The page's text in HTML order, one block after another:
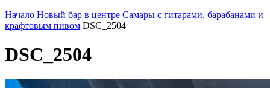
Начало Новый бар в центре Самары с гитарами, барабанами и
крафтовым пивом DSC_2504
DSC_2504